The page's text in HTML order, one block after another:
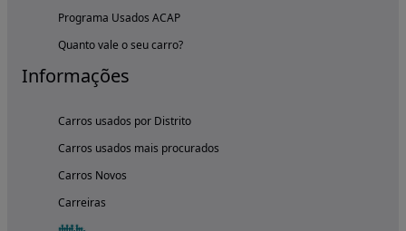
Programa Usados ACAP
Quanto vale o seu carro?
Informações
Carros usados por Distrito
Carros usados mais procurados
Carros Novos
Carreiras